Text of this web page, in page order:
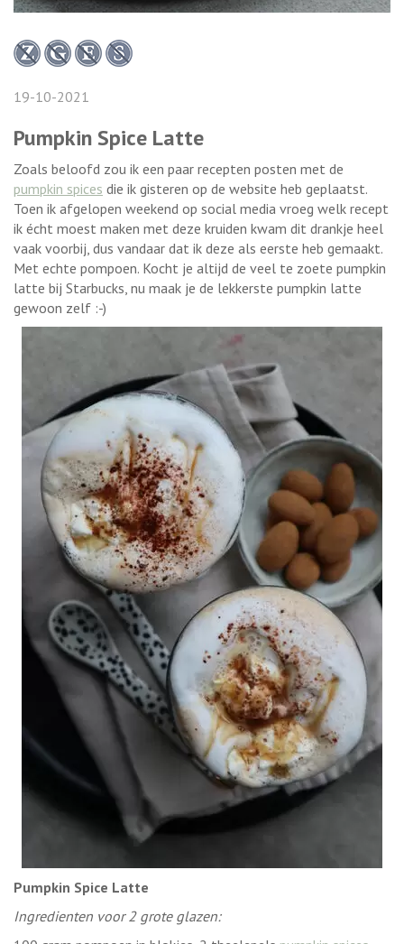
19-10-2021
Pumpkin Spice Latte
Zoals beloofd zou ik een paar recepten posten met de
pumpkin spices die ik gisteren op de website heb geplaatst.
Toen ik afgelopen weekend op social media vroeg welk recept
ik écht moest maken met deze kruiden kwam dit drankje heel
vaak voorbij, dus vandaar dat ik deze als eerste heb gemaakt.
Met echte pompoen. Kocht je altijd de veel te zoete pumpkin
latte bij Starbucks, nu maak je de lekkerste pumpkin latte
gewoon zelf :-)
Pumpkin Spice Latte
Ingredienten voor 2 grote glazen: